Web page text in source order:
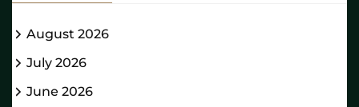
August 2026
July 2026
June 2026